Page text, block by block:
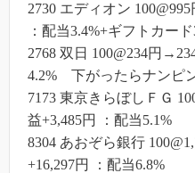
2730 エディオン
：配当3.4%+ギフトカー
2768 双日 100@234円
4.2% 下がったらナンピ
7173 東京きらぼしＦＧ
益+3,485円 ：配当5.1%
8304 あおぞら銀行
+16,297円 ：配当6.8%